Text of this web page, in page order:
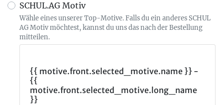
SCHUL.AG Motiv
Wähle eines unserer Top-Motive. Falls du ein anderes SCHUL
AG Motiv möchtest, kannst du uns das nach der Bestellung
mitteilen.
{{ motive.front.selected_motive.name }} -
{{
motive.front.selected_motive.long_name
}}